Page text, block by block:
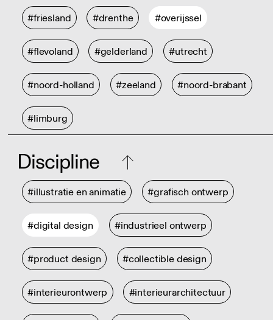
#friesland #drenthe #overijssel
#flevoland #gelderland #utrecht
#noord-holland #zeeland #noord-brabant
#limburg
Discipline
#illustratie en animatie #grafisch ontwerp
#digital design #industrieel ontwerp
#product design #collectible design
#interieurontwerp #interieurarchitectuur